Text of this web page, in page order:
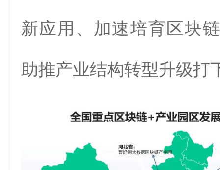
新应用、加速培育区块
助推产业结构转型升级打